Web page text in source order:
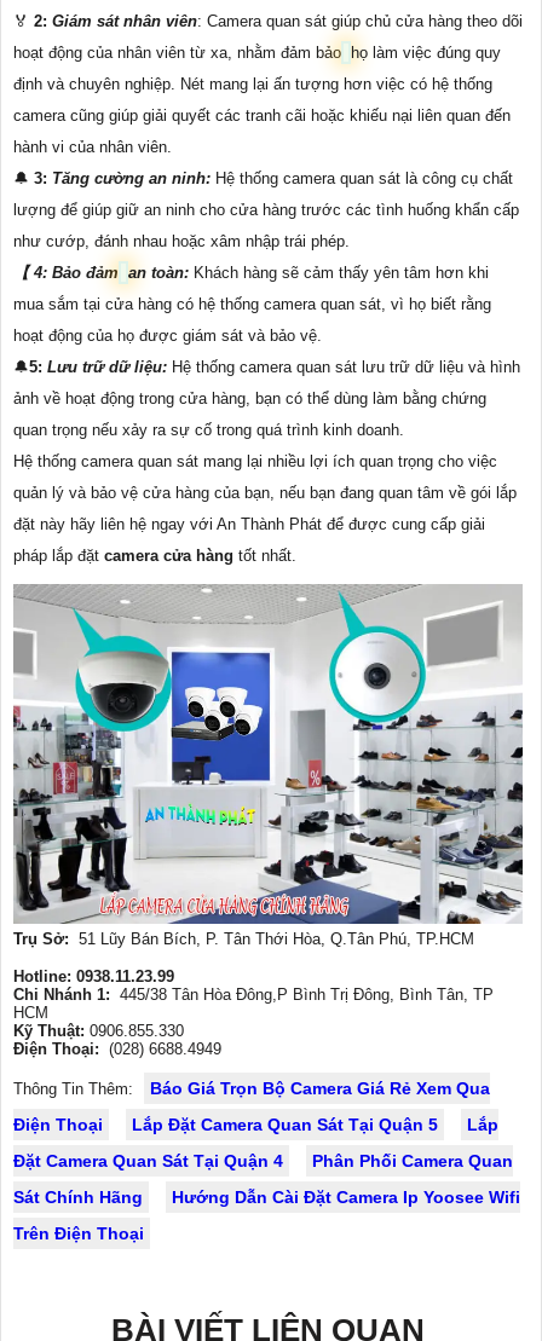
️🏅️ 2: Giám sát nhân viên: Camera quan sát giúp chủ cửa hàng theo dõi
hoạt động của nhân viên từ xa, nhằm đảm bảo họ làm việc đúng quy
định và chuyên nghiệp. Nét mang lại ấn tượng hơn việc có hệ thống
camera cũng giúp giải quyết các tranh cãi hoặc khiếu nại liên quan đến
hành vi của nhân viên.
🔔 3: Tăng cường an ninh: Hệ thống camera quan sát là công cụ chất
lượng để giúp giữ an ninh cho cửa hàng trước các tình huống khẩn cấp
như cướp, đánh nhau hoặc xâm nhập trái phép.
【 4: Bảo đảm an toàn: Khách hàng sẽ cảm thấy yên tâm hơn khi
mua sắm tại cửa hàng có hệ thống camera quan sát, vì họ biết rằng
hoạt động của họ được giám sát và bảo vệ.
🔔5: Lưu trữ dữ liệu: Hệ thống camera quan sát lưu trữ dữ liệu và hình
ảnh về hoạt động trong cửa hàng, bạn có thể dùng làm bằng chứng
quan trọng nếu xảy ra sự cố trong quá trình kinh doanh.
Hệ thống camera quan sát mang lại nhiều lợi ích quan trọng cho việc
quản lý và bảo vệ cửa hàng của bạn, nếu bạn đang quan tâm về gói lắp
đặt này hãy liên hệ ngay với An Thành Phát để được cung cấp giải
pháp lắp đặt camera cửa hàng tốt nhất.
Trụ Sở: 51 Lũy Bán Bích, P. Tân Thới Hòa, Q.Tân Phú, TP.HCM
Hotline: 0938.11.23.99
Chi Nhánh 1: 445/38 Tân Hòa Đông,P Bình Trị Đông, Bình Tân, TP
HCM
Kỹ Thuật: 0906.855.330
Điện Thoại: (028) 6688.4949
Thông Tin Thêm:
Báo Giá Trọn Bộ Camera Giá Rẻ Xem Qua
Điện Thoại
Lắp Đặt Camera Quan Sát Tại Quận 5
Lắp
Đặt Camera Quan Sát Tại Quận 4
Phân Phối Camera Quan
Sát Chính Hãng
Hướng Dẫn Cài Đặt Camera Ip Yoosee Wifi
Trên Điện Thoại
BÀI VIẾT LIÊN QUAN